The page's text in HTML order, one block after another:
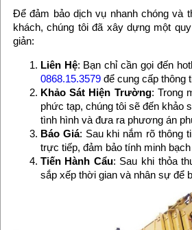
Để đảm bảo dịch vụ nhanh chóng và
khách, chúng tôi đã xây dựng một
giản:
Liên Hệ: Bạn chỉ cần gọi đến
0868.15.3579để cung cấp thông
Khảo Sát Hiện Trường: Trong
phức tạp, chúng tôi sẽ đến khảo
tình hình và đưa ra phương án
Báo Giá: Sau khi nắm rõ thông
trực tiếp, đảm bảo tính minh
Tiến Hành Cẩu: Sau khi thỏa
sắp xếp thời gian và nhân sự để